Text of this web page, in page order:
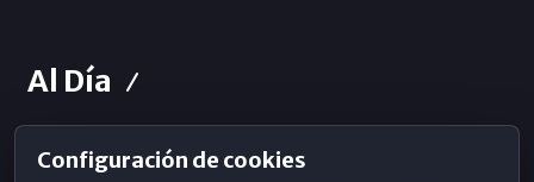
Al Día
Horarios de Misa
Configuración de cookies